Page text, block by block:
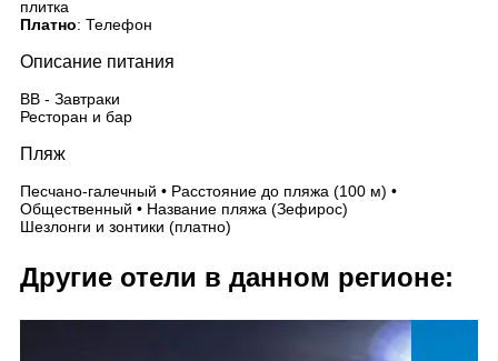
плитка
Платно: Телефон
Описание питания
BB - Завтраки
Ресторан и бар
Пляж
Песчано-галечный • Расстояние до пляжа (100 м) •
Общественный • Название пляжа (Зефирос)
Шезлонги и зонтики (платно)
Другие отели в данном регионе: